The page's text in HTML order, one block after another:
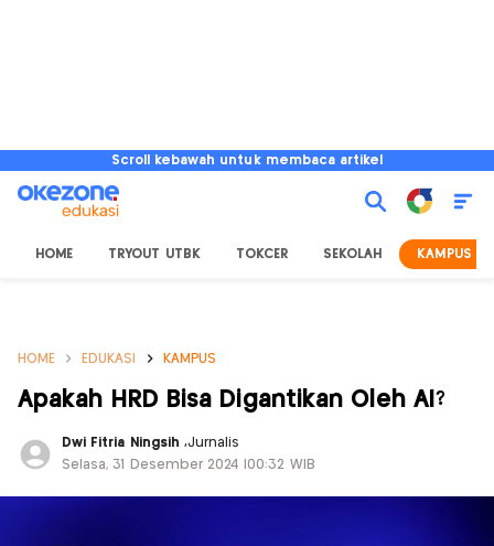
Scroll kebawah untuk membaca artikel
HOME TRYOUT UTBK TOKCER SEKOLAH KAMPUS
HOME EDUKASI KAMPUS
Apakah HRD Bisa Digantikan Oleh AI?
Dwi Fitria Ningsih ,Jurnalis
Selasa, 31 Desember 2024 |00:32 WIB